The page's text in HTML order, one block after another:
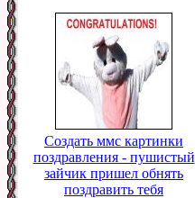
Создать ммс картинки
поздравления - пушистый
зайчик пришел обнять
поздравить тебя